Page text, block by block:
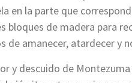
en la parte que
bloques de madera para
amanecer, atardecer y
y descuido de